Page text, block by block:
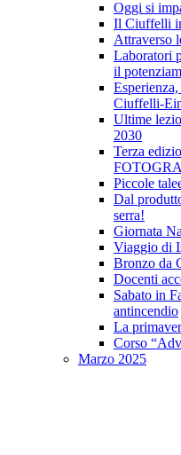
Oggi si
Il Ciuffelli
Attraverso
Laboratori
il
Ciuffelli-
Ultime
2030
Terza
Piccole
Dal
serra!
Giornata
Viaggio di
Bronzo da
Docenti
Sabato in
antincendio
La
Corso
Marzo 2025